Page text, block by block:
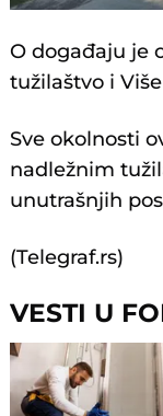
O događaju je
tužilaštvo i
Sve okolnosti
nadležnim
unutrašnjih
(Telegraf.rs)
VESTI U